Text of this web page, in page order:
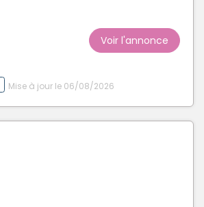
Voir l'annonce
Mise à jour le 06/08/2026